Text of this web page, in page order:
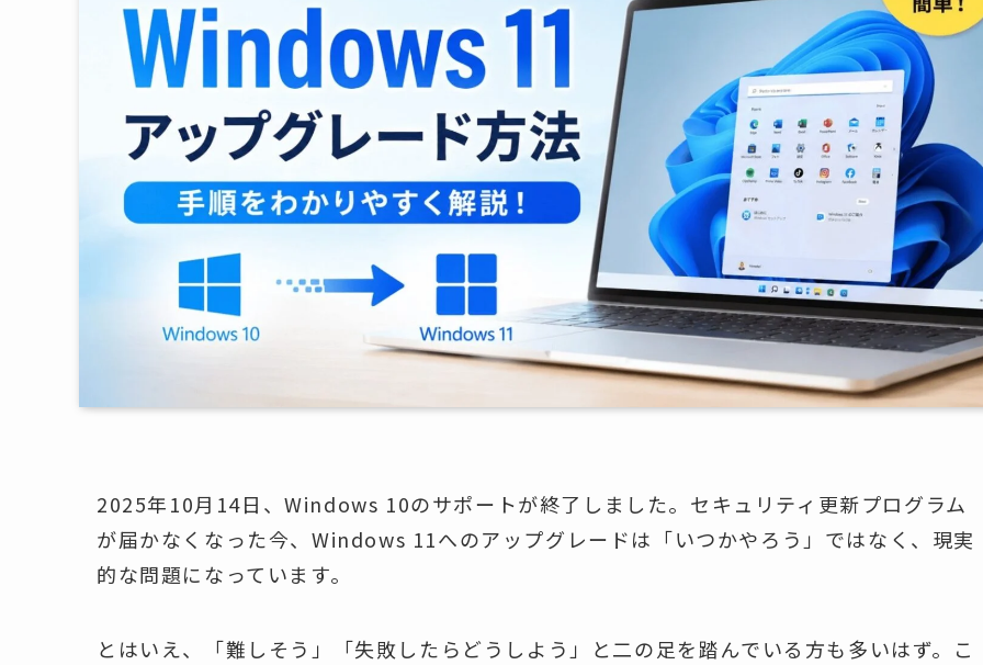
2025年10月14日、Windows 10のサポートが終了しました。セキュリティ更新プログラム
が届かなくなった今、Windows 11へのアップグレードは「いつかやろう」ではなく、現実
的な問題になっています。
とはいえ、「難しそう」「失敗したらどうしよう」と二の足を踏んでいる方も多いはず。こ